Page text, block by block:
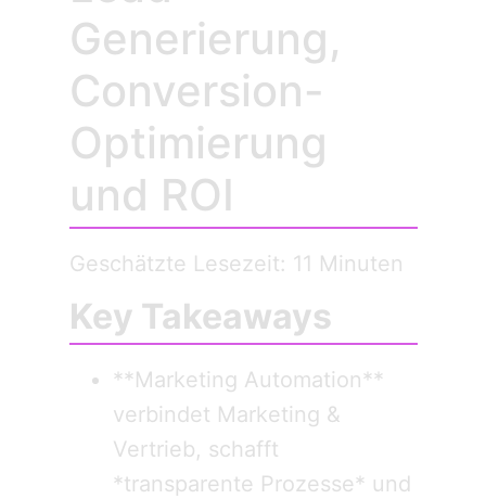
Generierung,
Conversion-
Optimierung
und ROI
Geschätzte Lesezeit: 11 Minuten
Key Takeaways
**Marketing Automation**
verbindet Marketing &
Vertrieb, schafft
*transparente Prozesse* und